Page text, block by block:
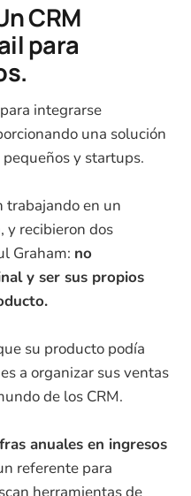
CRM
para
integrarse
una solución
y startups.
trabajando en un
y recibieron dos
Graham: no
y ser sus propios
su producto podía
a organizar sus ventas
de los CRM.
anuales en ingresos
referente para